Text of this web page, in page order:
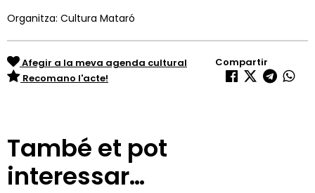
Organitza: Cultura Mataró
Afegir a la meva agenda cultural
Recomano l'acte!
Compartir
També et pot
interessar…